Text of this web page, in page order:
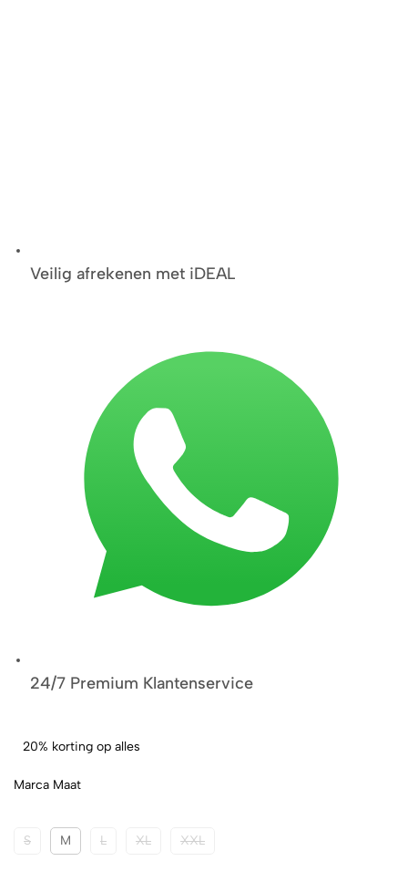
Veilig afrekenen met iDEAL
24/7 Premium Klantenservice
20% korting op alles
Marca Maat
S M L XL XXL